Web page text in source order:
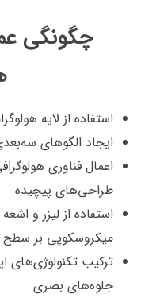
چگونگی
استفاده از لایه
ایجاد الگوهای
اعمال فناوری
طراحی‌های پیچیده
استفاده از لیزر و
میکروسکوپی بر سطح
ترکیب تکنولوژی‌های
جلوه‌های بصری